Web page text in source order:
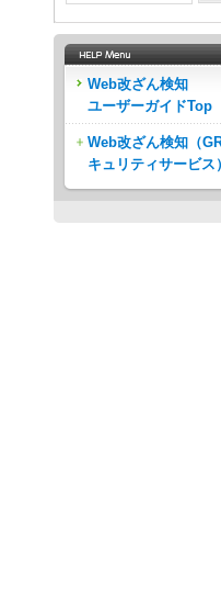
Web改ざん検知
ユーザーガイドTop
Web改ざん検知（
キュリティサービス）